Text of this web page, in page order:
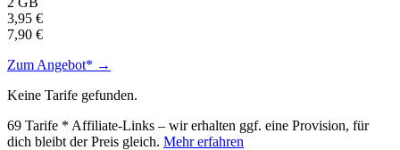
3,95 €
7,90 €
Zum Angebot* →
Keine Tarife gefunden.
69 Tarife * Affiliate-Links – wir erhalten ggf. eine Provision, für
dich bleibt der Preis gleich. Mehr erfahren